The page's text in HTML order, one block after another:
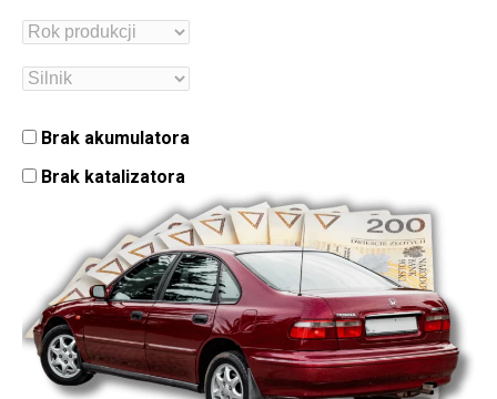
Brak akumulatora
Brak katalizatora